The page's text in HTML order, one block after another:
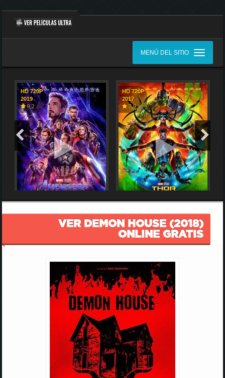
MENÚ DEL SITIO
HD 720P
2019
9,2
HD 720P
2017
7,9
VER DEMON HOUSE (2018)
ONLINE GRATIS